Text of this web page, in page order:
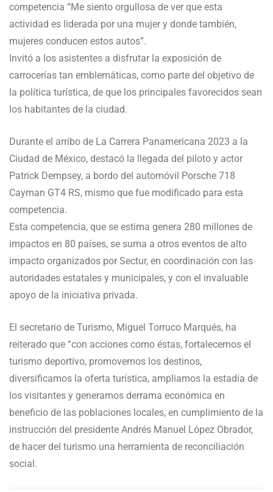
competencia “Me siento orgullosa de ver que esta
actividad es liderada por una mujer y donde también,
mujeres conducen estos autos”.
Invitó a los asistentes a disfrutar la exposición de
carrocerías tan emblemáticas, como parte del objetivo de
la política turística, de que los principales favorecidos sean
los habitantes de la ciudad.
Durante el arribo de La Carrera Panamericana 2023 a la
Ciudad de México, destacó la llegada del piloto y actor
Patrick Dempsey, a bordo del automóvil Porsche 718
Cayman GT4 RS, mismo que fue modificado para esta
competencia.
Esta competencia, que se estima genera 280 millones de
impactos en 80 países, se suma a otros eventos de alto
impacto organizados por Sectur, en coordinación con las
autoridades estatales y municipales, y con el invaluable
apoyo de la iniciativa privada.
El secretario de Turismo, Miguel Torruco Marqués, ha
reiterado que “con acciones como éstas, fortalecemos el
turismo deportivo, promovemos los destinos,
diversificamos la oferta turística, ampliamos la estadía de
los visitantes y generamos derrama económica en
beneficio de las poblaciones locales, en cumplimiento de la
instrucción del presidente Andrés Manuel López Obrador,
de hacer del turismo una herramienta de reconciliación
social.